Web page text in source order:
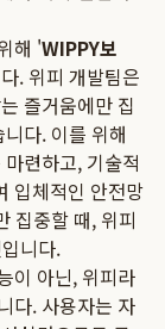
해 'WIPPY보
. 위피 개발팀은
즐거움에만 집
다. 이를 위해
련하고, 기술적
입체적인 안전망
집중할 때, 위피
니다.
이 아닌, 위피라
다. 사용자는 자